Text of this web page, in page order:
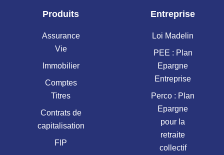
Produits
Assurance
Vie
Immobilier
Comptes
Titres
Contrats de
capitalisation
FIP
Entreprise
Loi Madelin
PEE : Plan
Epargne
Entreprise
Perco : Plan
Epargne
pour la
retraite
collectif